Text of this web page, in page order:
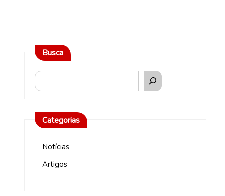
Busca
Categorias
Notícias
Artigos